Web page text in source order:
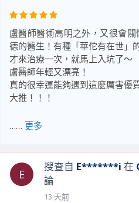
盧醫師醫術高明之外，又很會
德的醫生！有種「華佗有在世」
才來治療一次，就馬上入坑了～
盧醫師年輕又漂亮！
真的很幸運能夠遇到這麼厲害優
大推！！！
…… 更多
E
搜查自 E*******i 在
論
13 天前